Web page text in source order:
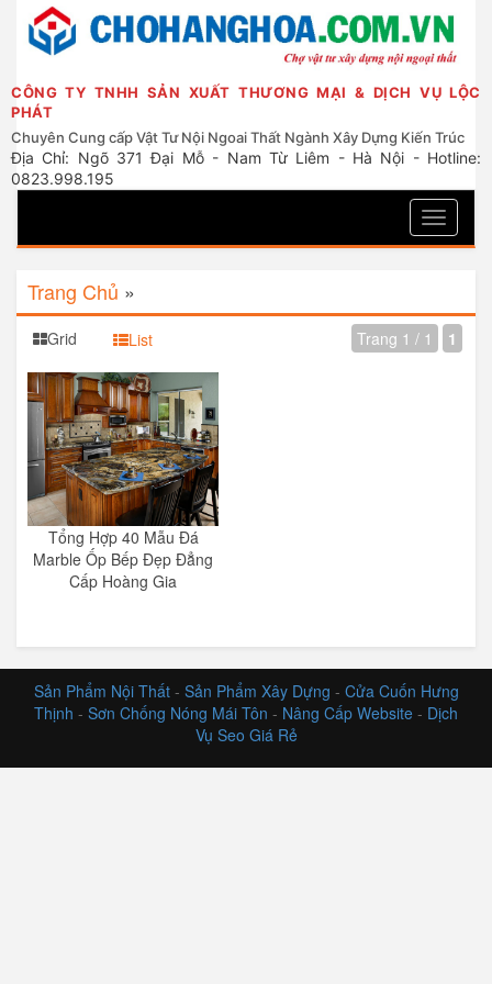
CÔNG TY TNHH SẢN XUẤT THƯƠNG MẠI & DỊCH VỤ LỘC
PHÁT
Chuyên Cung cấp Vật Tư Nội Ngoai Thất Ngành Xây Dựng Kiến Trúc
Địa Chỉ: Ngõ 371 Đại Mỗ - Nam Từ Liêm - Hà Nội - Hotline:
0823.998.195
Toggle
Trang Chủ »
Grid List Trang 1 / 1 1
Tổng Hợp 40 Mẫu Đá
Marble Ốp Bếp Đẹp Đẳng
Cấp Hoàng Gia
Sản Phẩm Nội Thất- Sản Phẩm Xây Dựng - Cửa Cuốn Hưng
Thịnh - Sơn Chống Nóng Mái Tôn - Nâng Cấp Website - Dịch
Vụ Seo Giá Rẻ